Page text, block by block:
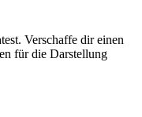
Verschaffe dir einen
für die Darstellung